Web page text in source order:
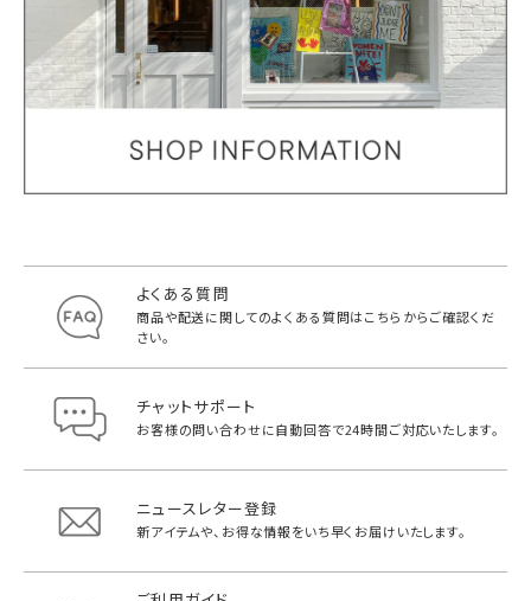
よくある質問
商品や配送に関してのよくある質問はこちらからご確認くだ
さい。
チャットサポート
お客様の問い合わせに自動回答で24時間ご対応いたします。
ニュースレター登録
新アイテムや、お得な情報をいち早く お届けいたします。